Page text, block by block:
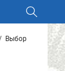
Выбор